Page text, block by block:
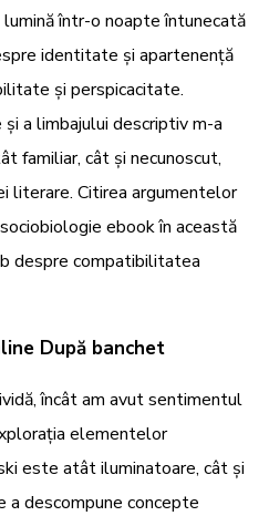
într-o noapte întunecată
identitate și apartenență
și perspicacitate.
a limbajului descriptiv m-a
familiar, cât și necunoscut,
literare. Citirea argumentelor
ebook în această
despre compatibilitatea
După banchet
încât am avut sentimentul
elementelor
este atât iluminatoare, cât și
descompune concepte